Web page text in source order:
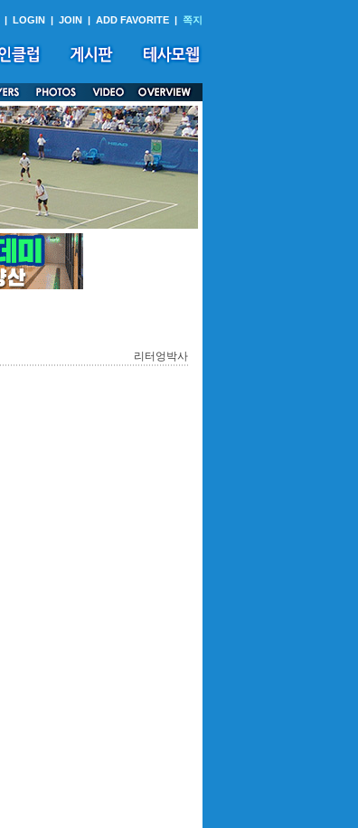
| LOGIN | JOIN | ADD FAVORITE | 쪽지
리터엉박사